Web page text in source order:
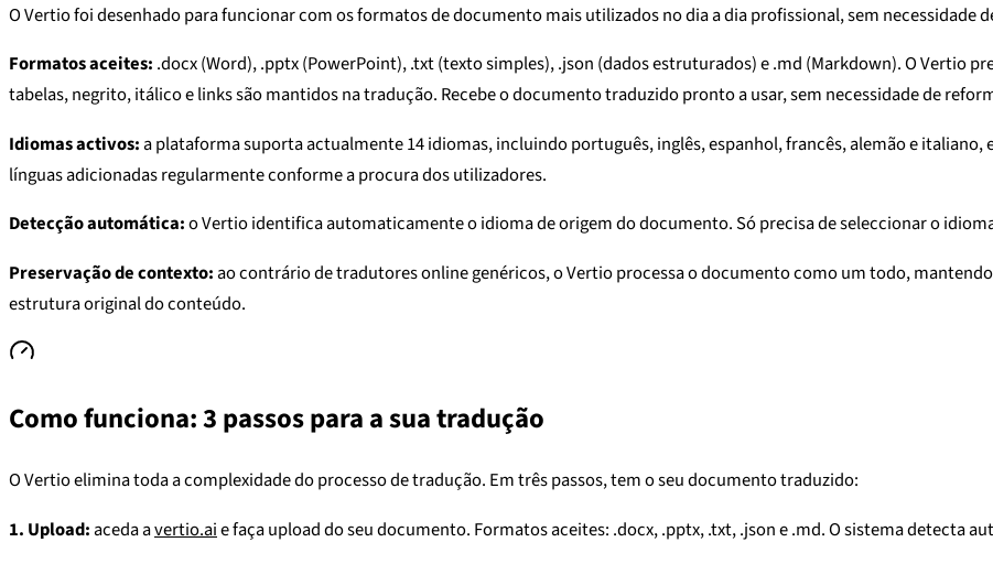
O Vertio foi desenhado para funcionar com os formatos de documento mais utilizados no dia a dia profissional, sem necessidade
Formatos aceites: .docx (Word), .pptx (PowerPoint), .txt (texto simples), .json (dados estruturados) e .md (Markdown). O Vertio
tabelas, negrito, itálico e links são mantidos na tradução. Recebe o documento traduzido pronto a usar, sem necessidade de
Idiomas activos:a plataforma suporta actualmente 14 idiomas, incluindo português, inglês, espanhol, francês, alemão e
línguas adicionadas regularmente conforme a procura dos utilizadores.
Detecção automática:o Vertio identifica automaticamente o idioma de origem do documento. Só precisa de seleccionar o
Preservação de contexto:ao contrário de tradutores online genéricos, o Vertio processa o documento como um todo,
estrutura original do conteúdo.
Como funciona: 3 passos para a sua tradução
O Vertio elimina toda a complexidade do processo de tradução. Em três passos, tem o seu documento traduzido:
1. Upload:aceda avertio.aie faça upload do seu documento. Formatos aceites: .docx, .pptx, .txt, .json e .md. O sistema detecta